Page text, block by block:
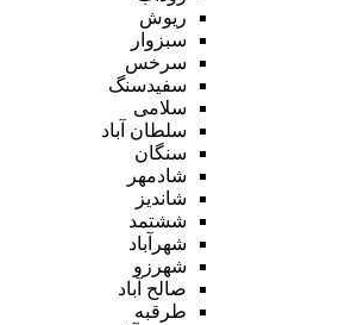
ریوش
سبزوار
سرخس
سفیدسنگ
سلامی
سلطان آباد
سنگان
شادمهر
شاندیز
ششتمد
شهرآباد
شهرزو
صالح آباد
طرقبه